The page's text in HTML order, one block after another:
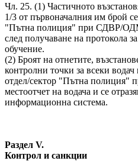
Чл. 25. (1) Частичното
1/3 от първоначалния им брой
"Пътна полиция" при СДВР/
след получаване на протокола
обучение.
(2) Броят на отнетите,
контролни точки за всеки
отдел/сектор "Пътна
местоотчет на водача и се
информационна система.
Раздел V.
Контрол и санкции